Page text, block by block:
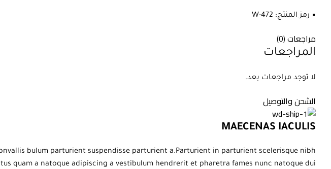
• رمز المنتج: W-472
مراجعات (0)
المراجعات
لا توجد مراجعات بعد.
الشحن والتوصيل
MAECENAS IACULIS
bulum parturient suspendisse parturient a.Parturient in parturient scelerisque nibh
quam a natoque adipiscing a vestibulum hendrerit et pharetra fames nunc natoque dui.